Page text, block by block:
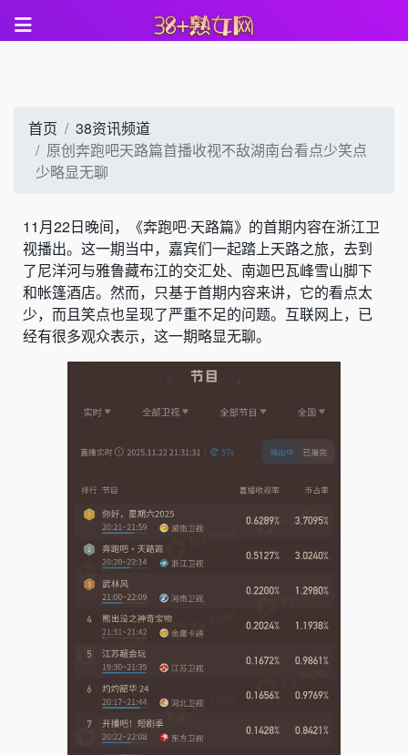
首页
38资讯频道
原创奔跑吧天路篇首播收视不敌湖南台看点少笑点
少略显无聊
11月22日晚间，《奔跑吧·天路篇》的首期内容在浙江卫
视播出。这一期当中，嘉宾们一起踏上天路之旅，去到
了尼洋河与雅鲁藏布江的交汇处、南迦巴瓦峰雪山脚下
和帐篷酒店。然而，只基于首期内容来讲，它的看点太
少，而且笑点也呈现了严重不足的问题。互联网上，已
经有很多观众表示，这一期略显无聊。